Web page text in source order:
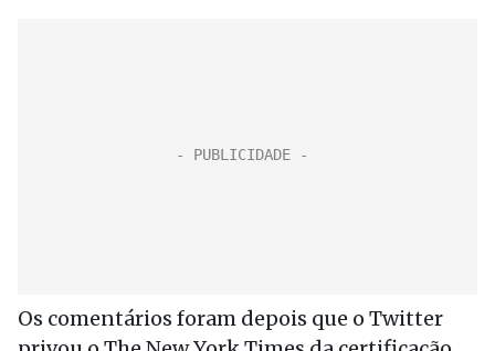
Os comentários foram depois que o Twitter